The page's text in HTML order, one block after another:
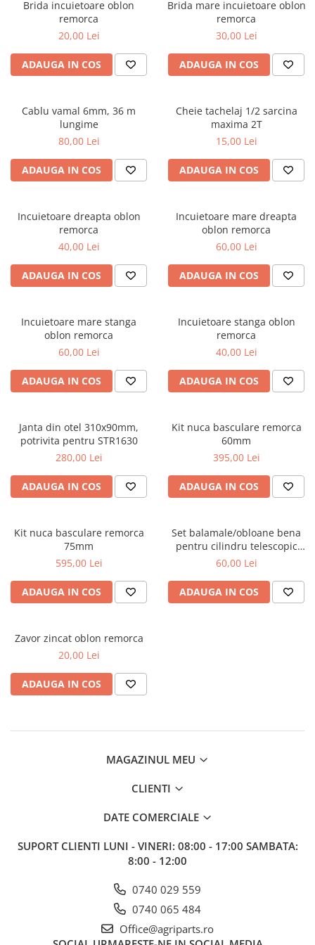
Brida incuietoare oblon
remorca
20,00 Lei
ADAUGA IN COS
Brida mare incuietoare oblon
remorca
30,00 Lei
ADAUGA IN COS
Cablu vamal 6mm, 36 m
lungime
80,00 Lei
ADAUGA IN COS
Cheie tachelaj 1/2 sarcina
maxima 2T
15,00 Lei
ADAUGA IN COS
Incuietoare dreapta oblon
remorca
40,00 Lei
ADAUGA IN COS
Incuietoare mare dreapta
oblon remorca
60,00 Lei
ADAUGA IN COS
Incuietoare mare stanga
oblon remorca
60,00 Lei
ADAUGA IN COS
Incuietoare stanga oblon
remorca
40,00 Lei
ADAUGA IN COS
Janta din otel 310x90mm,
potrivita pentru STR1630
280,00 Lei
ADAUGA IN COS
Kit nuca basculare remorca
60mm
395,00 Lei
ADAUGA IN COS
Kit nuca basculare remorca
75mm
595,00 Lei
ADAUGA IN COS
Set balamale/obloane bena
pentru cilindru telescopic
basculare 5 trepte
60,00 Lei
ADAUGA IN COS
Zavor zincat oblon remorca
20,00 Lei
ADAUGA IN COS
MAGAZINUL MEU
CLIENTI
DATE COMERCIALE
SUPORT CLIENTI LUNI - VINERI: 08:00 - 17:00 SAMBATA:
8:00 - 12:00
0740 029 559
0740 065 484
Office@agriparts.ro